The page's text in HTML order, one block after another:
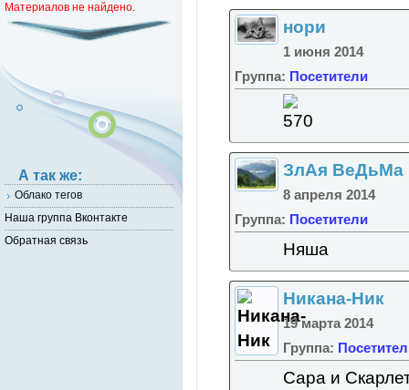
нори
1 июня 2014
Группа: Посетители
ЗлАя ВеДьМа
8 апреля 2014
Группа: Посетители
Няша
Никана-Ник
19 марта 2014
Группа:
Сара и
Материалов не найдено.
А так же:
Облако тегов
Наша группа Вконтакте
Обратная связь